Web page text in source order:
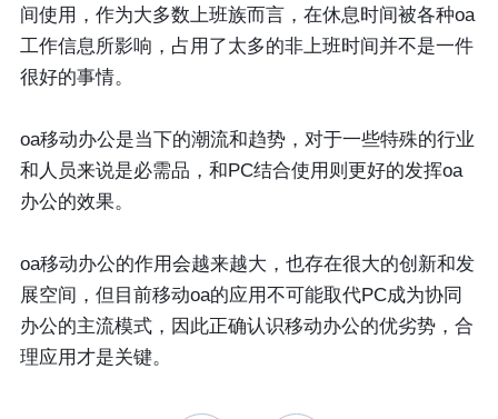
间使用，作为大多数上班族而言，在休息时间被各种oa
工作信息所影响，占用了太多的非上班时间并不是一件
很好的事情。
oa移动办公是当下的潮流和趋势，对于一些特殊的行业
和人员来说是必需品，和PC结合使用则更好的发挥oa
办公的效果。
oa移动办公的作用会越来越大，也存在很大的创新和发
展空间，但目前移动oa的应用不可能取代PC成为协同
办公的主流模式，因此正确认识移动办公的优劣势，合
理应用才是关键。